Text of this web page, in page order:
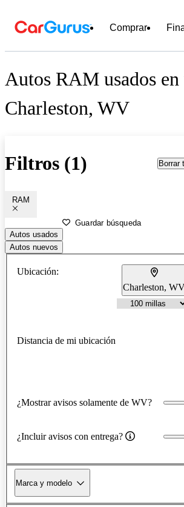
Comprar
Autos RAM usados en
Charleston, WV
Filtros (1) Borrar
RAM
Guardar búsqueda
Autos usados
Autos nuevos
Ubicación:
Charleston,
Distancia de mi ubicación
¿Mostrar avisos solamente de WV?
¿Incluir avisos con entrega?
Marca y modelo